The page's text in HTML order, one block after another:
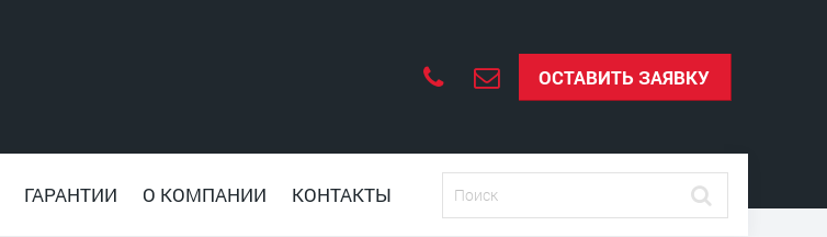
ОСТАВИТЬ ЗАЯВКУ
ГАРАНТИИ О КОМПАНИИ КОНТАКТЫ